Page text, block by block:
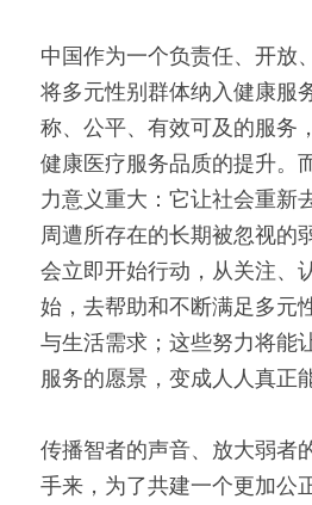
中国作为一个负责任、开放
将多元性别群体纳入健康服
称、公平、有效可及的服务
健康医疗服务品质的提升。
力意义重大：它让社会重新
周遭所存在的长期被忽视的
会立即开始行动，从关注、
始，去帮助和不断满足多元
与生活需求；这些努力将能
服务的愿景，变成人人真正
传播智者的声音、放大弱者
手来，为了共建一个更加公